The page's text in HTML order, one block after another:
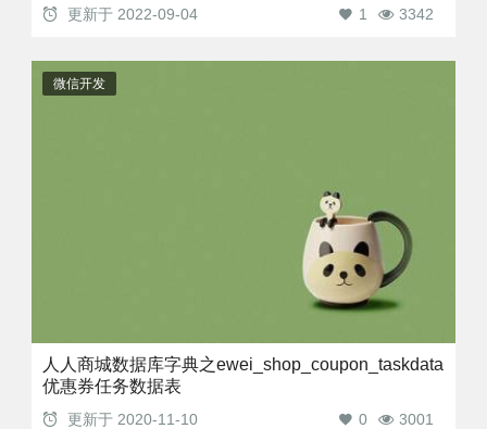
更新于 2022-09-04 3342
1
微信开发
人人商城数据库字典之ewei_shop_coupon_taskdata
优惠券任务数据表
更新于 2020-11-10 3001
0